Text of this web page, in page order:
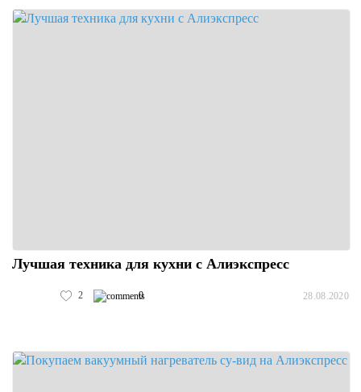
Лучшая техника для кухни с Алиэкспресс
2 0 28.08.2020